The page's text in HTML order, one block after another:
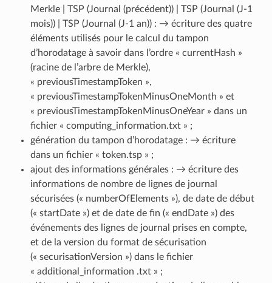
Merkle | TSP (Journal (précédent)) | TSP (Journal (J-1
mois)) | TSP (Journal (J-1 an)) : → écriture des quatre
éléments utilisés pour le calcul du tampon
d’horodatage à savoir dans l’ordre « currentHash »
(racine de l’arbre de Merkle),
« previousTimestampToken »,
« previousTimestampTokenMinusOneMonth » et
« previousTimestampTokenMinusOneYear » dans un
fichier « computing_information.txt » ;
génération du tampon d’horodatage : → écriture
dans un fichier « token.tsp » ;
ajout des informations générales : → écriture des
informations de nombre de lignes de journal
sécurisées (« numberOfElements »), de date de début
(« startDate ») et de date de fin (« endDate ») des
événements des lignes de journal prises en compte,
et de la version du format de sécurisation
(« securisationVersion ») dans le fichier
« additional_information .txt » ;